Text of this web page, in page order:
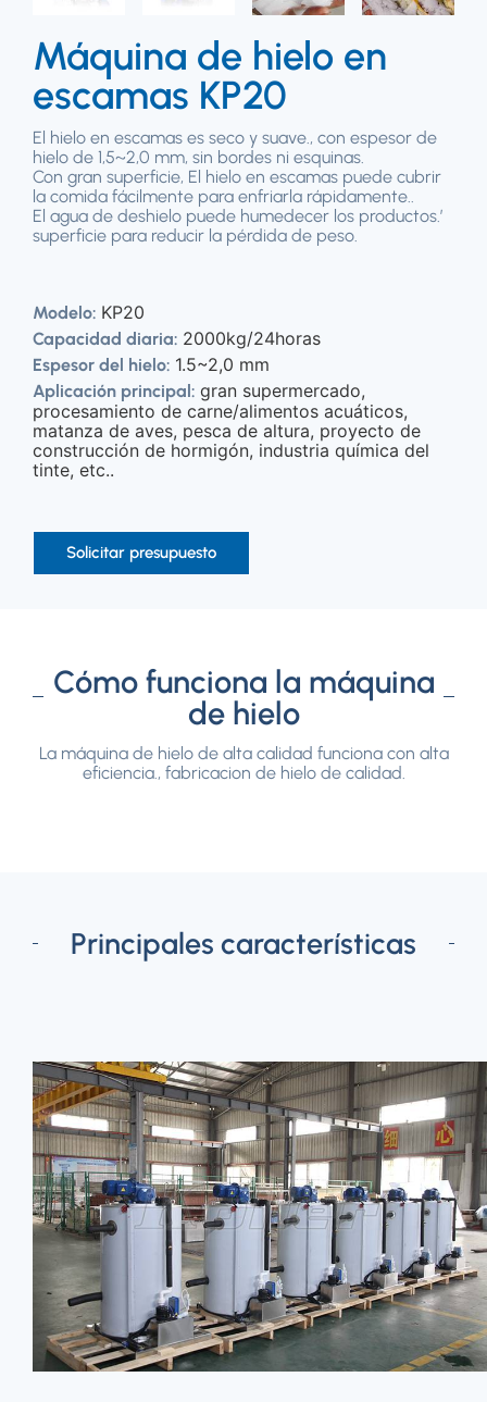
Máquina de hielo en
escamas KP20
El hielo en escamas es seco y suave., con espesor de
hielo de 1,5~2,0 mm, sin bordes ni esquinas.
Con gran superficie, El hielo en escamas puede cubrir
la comida fácilmente para enfriarla rápidamente..
El agua de deshielo puede humedecer los productos.’
superficie para reducir la pérdida de peso.
Modelo: KP20
Capacidad diaria: 2000kg/24horas
Espesor del hielo: 1.5~2,0 mm
Aplicación principal: gran supermercado,
procesamiento de carne/alimentos acuáticos,
matanza de aves, pesca de altura, proyecto de
construcción de hormigón, industria química del
tinte, etc..
Solicitar presupuesto
Cómo funciona la máquina
de hielo
La máquina de hielo de alta calidad funciona con alta
eficiencia., fabricacion de hielo de calidad.
Principales características